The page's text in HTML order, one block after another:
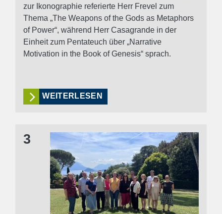
zur Ikonographie referierte Herr Frevel zum
Thema „The Weapons of the Gods as Metaphors
of Power“, während Herr Casagrande in der
Einheit zum Pentateuch über „Narrative
Motivation in the Book of Genesis“ sprach.
WEITERLESEN
3